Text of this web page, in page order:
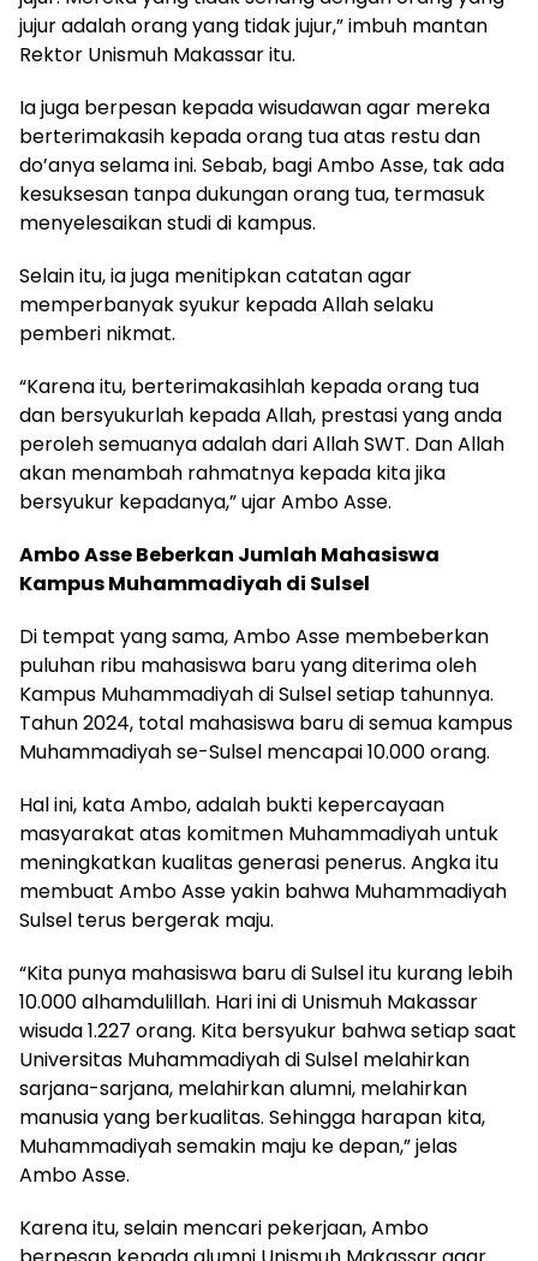
jujur adalah orang yang tidak jujur,” imbuh mantan
Rektor Unismuh Makassar itu.
Ia juga berpesan kepada wisudawan agar mereka
berterimakasih kepada orang tua atas restu dan
do’anya selama ini. Sebab, bagi Ambo Asse, tak ada
kesuksesan tanpa dukungan orang tua, termasuk
menyelesaikan studi di kampus.
Selain itu, ia juga menitipkan catatan agar
memperbanyak syukur kepada Allah selaku
pemberi nikmat.
“Karena itu, berterimakasihlah kepada orang tua
dan bersyukurlah kepada Allah, prestasi yang anda
peroleh semuanya adalah dari Allah SWT. Dan Allah
akan menambah rahmatnya kepada kita jika
bersyukur kepadanya,” ujar Ambo Asse.
Ambo Asse Beberkan Jumlah Mahasiswa
Kampus Muhammadiyah di Sulsel
Di tempat yang sama, Ambo Asse membeberkan
puluhan ribu mahasiswa baru yang diterima oleh
Kampus Muhammadiyah di Sulsel setiap tahunnya.
Tahun 2024, total mahasiswa baru di semua kampus
Muhammadiyah se-Sulsel mencapai 10.000 orang.
Hal ini, kata Ambo, adalah bukti kepercayaan
masyarakat atas komitmen Muhammadiyah untuk
meningkatkan kualitas generasi penerus. Angka itu
membuat Ambo Asse yakin bahwa Muhammadiyah
Sulsel terus bergerak maju.
“Kita punya mahasiswa baru di Sulsel itu kurang lebih
10.000 alhamdulillah. Hari ini di Unismuh Makassar
wisuda 1.227 orang. Kita bersyukur bahwa setiap saat
Universitas Muhammadiyah di Sulsel melahirkan
sarjana-sarjana, melahirkan alumni, melahirkan
manusia yang berkualitas. Sehingga harapan kita,
Muhammadiyah semakin maju ke depan,” jelas
Ambo Asse.
Karena itu, selain mencari pekerjaan, Ambo